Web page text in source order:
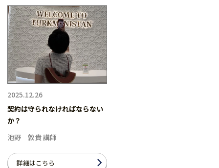
2025.12.26
契約は守られなければならない
か？
池野 敦貴 講師
詳細はこちら